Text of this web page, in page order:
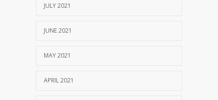
JULY 2021
JUNE 2021
MAY 2021
APRIL 2021